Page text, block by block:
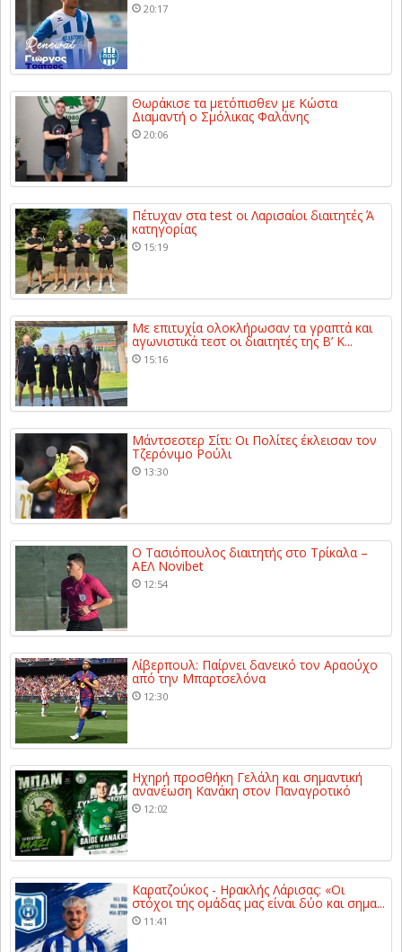
20:17
Θωράκισε τα μετόπισθεν με Κώστα
Διαμαντή ο Σμόλικας Φαλάνης
20:06
Πέτυχαν στα test οι Λαρισαίοι διαιτητές Ά
κατηγορίας
15:19
Με επιτυχία ολοκλήρωσαν τα γραπτά και
αγωνιστικά τεστ οι διαιτητές της Β’ Κ...
15:16
Μάντσεστερ Σίτι: Οι Πολίτες έκλεισαν τον
Τζερόνιμο Ρούλι
13:30
Ο Τασιόπουλος διαιτητής στο Τρίκαλα –
ΑΕΛ Novibet
12:54
Λίβερπουλ: Παίρνει δανεικό τον Αραούχο
από την Μπαρτσελόνα
12:30
Ηχηρή προσθήκη Γελάλη και σημαντική
ανανέωση Κανάκη στον Παναγροτικό
12:02
Καρατζούκος - Ηρακλής Λάρισας: «Οι
στόχοι της ομάδας μας είναι δύο και σημα...
11:41